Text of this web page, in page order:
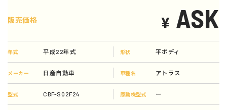
販売価格 ¥ ASK
年式 平成22年式 形状 平ボディ
メーカー 日産自動車 車種名 アトラス
型式 CBF-SQ2F24 原動機型式 ー